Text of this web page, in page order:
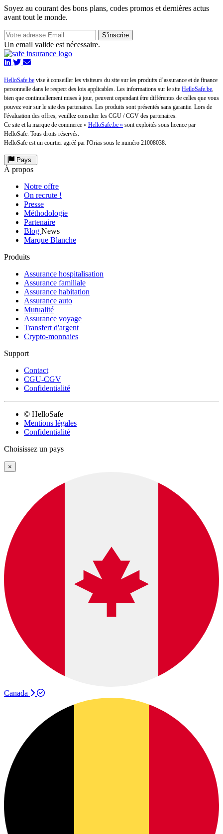
Soyez au courant des bons plans, codes promos et dernières actus
avant tout le monde.
S’inscrire
Un email valide est nécessaire.
HelloSafe.be vise à conseiller les visiteurs du site sur les produits d’assurance et de finance
personnelle dans le respect des lois applicables. Les informations sur le site HelloSafe.be,
bien que continuellement mises à jour, peuvent cependant être différentes de celles que vous
pouvez voir sur le site des partenaires. Les produits sont présentés sans garantie. Lors de
l'évaluation des offres, veuillez consulter les CGU / CGV des partenaires.
Ce site et la marque de commerce « HelloSafe.be » sont exploités sous licence par
HelloSafe. Tous droits réservés.
HelloSafe est un courtier agréé par l'Orias sous le numéro 21008038.
Pays
À propos
Notre offre
On recrute !
Presse
Méthodologie
Partenaire
Blog News
Marque Blanche
Produits
Assurance hospitalisation
Assurance familiale
Assurance habitation
Assurance auto
Mutualité
Assurance voyage
Transfert d'argent
Crypto-monnaies
Support
Contact
CGU-CGV
Confidentialité
© HelloSafe
Mentions légales
Confidentialité
Choisissez un pays
×
Canada